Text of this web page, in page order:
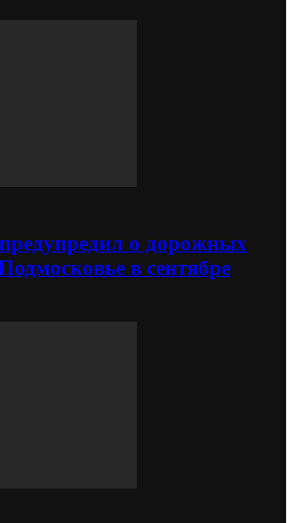
о дорожных
в сентябре